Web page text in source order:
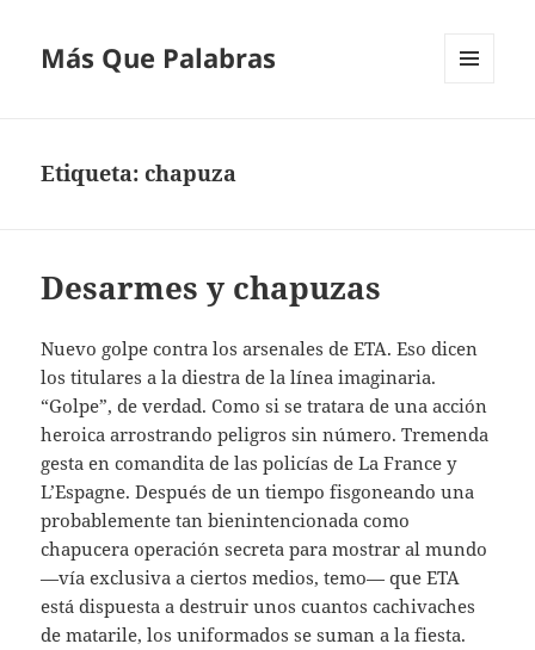
Más Que Palabras
Etiqueta:chapuza
Desarmes y chapuzas
Nuevo golpe contra los arsenales de ETA. Eso dicen
los titulares a la diestra de la línea imaginaria.
“Golpe”, de verdad. Como si se tratara de una acción
heroica arrostrando peligros sin número. Tremenda
gesta en comandita de las policías de La France y
L’Espagne. Después de un tiempo fisgoneando una
probablemente tan bienintencionada como
chapucera operación secreta para mostrar al mundo
—vía exclusiva a ciertos medios, temo— que ETA
está dispuesta a destruir unos cuantos cachivaches
de matarile, los uniformados se suman a la fiesta.